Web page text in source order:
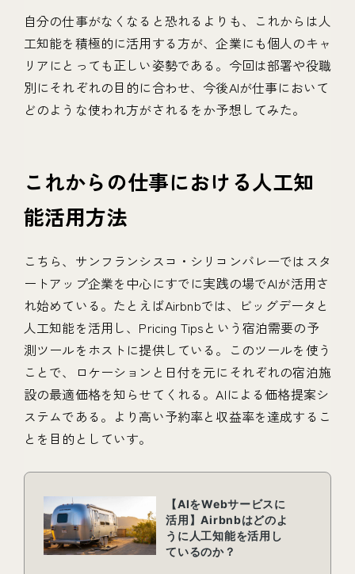
自分の仕事がなくなると恐れるよりも、これからは人
工知能を積極的に活用する方が、企業にも個人のキャ
リアにとっても正しい姿勢である。今回は部署や役職
別にそれぞれの目的に合わせ、今後AIが仕事において
どのような使われ方がされるをか予想してみた。
これからの仕事における人工知
能活用方法
こちら、サンフランシスコ・シリコンバレーではスタ
ートアップ企業を中心にすでに実践の場でAIが活用さ
れ始めている。たとえばAirbnbでは、ビッグデータと
人工知能を活用し、Pricing Tipsという宿泊需要の予
測ツールをホストに提供している。このツールを使う
ことで、ロケーションと日付を元にそれぞれの宿泊施
設の最適価格を知らせてくれる。AIによる価格提案シ
ステムである。より高い予約率と収益率を達成するこ
とを目的としていす。